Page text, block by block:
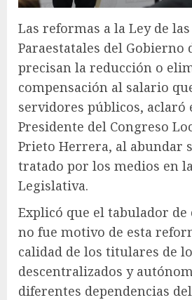
Las reformas a la Ley de
Paraestatales del Gobierno
precisan la reducción o
compensación al salario
servidores públicos, aclaró
Presidente del Congreso
Prieto Herrera, al abundar
tratado por los medios en
Legislativa.
Explicó que el tabulador de
no fue motivo de esta
calidad de los titulares de
descentralizados y
diferentes dependencias